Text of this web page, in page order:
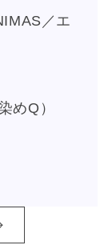
／エ
めQ）